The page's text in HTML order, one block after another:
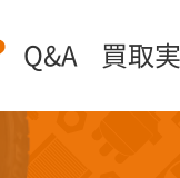
Q&A 買取